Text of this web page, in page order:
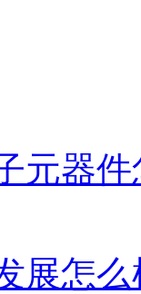
元器
展怎么